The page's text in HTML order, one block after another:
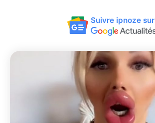
Suivre ipnoze sur